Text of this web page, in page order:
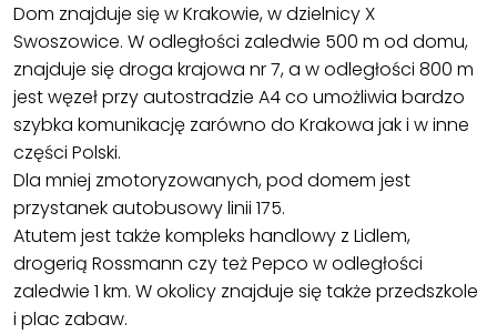
Dom znajduje się w Krakowie, w dzielnicy X
Swoszowice. W odległości zaledwie 500 m od domu,
znajduje się droga krajowa nr 7, a w odległości 800 m
jest węzeł przy autostradzie A4 co umożliwia bardzo
szybka komunikację zarówno do Krakowa jak i w inne
części Polski.
Dla mniej zmotoryzowanych, pod domem jest
przystanek autobusowy linii 175.
Atutem jest także kompleks handlowy z Lidlem,
drogerią Rossmann czy też Pepco w odległości
zaledwie 1 km. W okolicy znajduje się także przedszkole
i plac zabaw.